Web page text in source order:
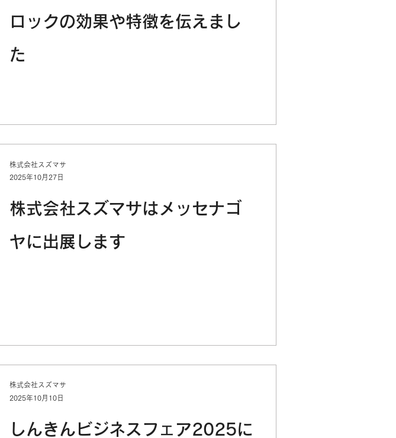
ロックの効果や特徴を伝えまし
た
株式会社スズマサはメッセナゴ
ヤに出展します
株式会社スズマサ
2025年10月27日
しんきんビジネスフェア2025に
株式会社スズマサ
2025年10月10日